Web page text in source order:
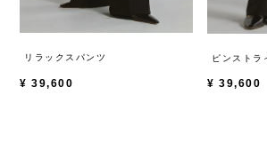
リラックスパンツ
¥ 39,600
ピンストラ
¥ 39,600